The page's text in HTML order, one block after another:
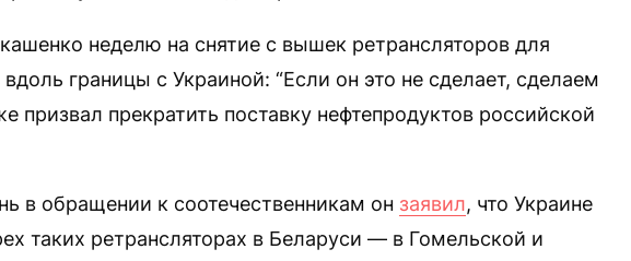
неделю на снятие с вышек ретрансляторов для
границы с Украиной: “Если он это не сделает, сделаем
призвал прекратить поставку нефтепродуктов российской
в обращении к соотечественникам он заявил, что Украине
таких ретрансляторах в Беларуси — в Гомельской и